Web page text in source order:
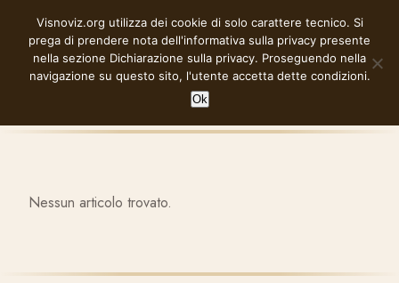
contenuto
VISNOVIZ.ORG
Nessun articolo trovato.
Visnoviz.org utilizza dei cookie di solo carattere tecnico. Si
prega di prendere nota dell'informativa sulla privacy presente
nella sezione Dichiarazione sulla privacy. Proseguendo nella
navigazione su questo sito, l'utente accetta dette condizioni.
Ok